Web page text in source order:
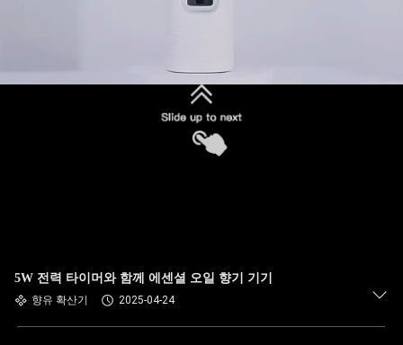
5W 전력 타이머와 함께 에센셜 오일 향기 기기
향유 확산기 2025-04-24